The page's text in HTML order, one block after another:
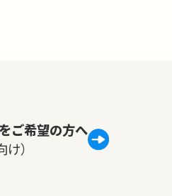
ご希望の方へ
）